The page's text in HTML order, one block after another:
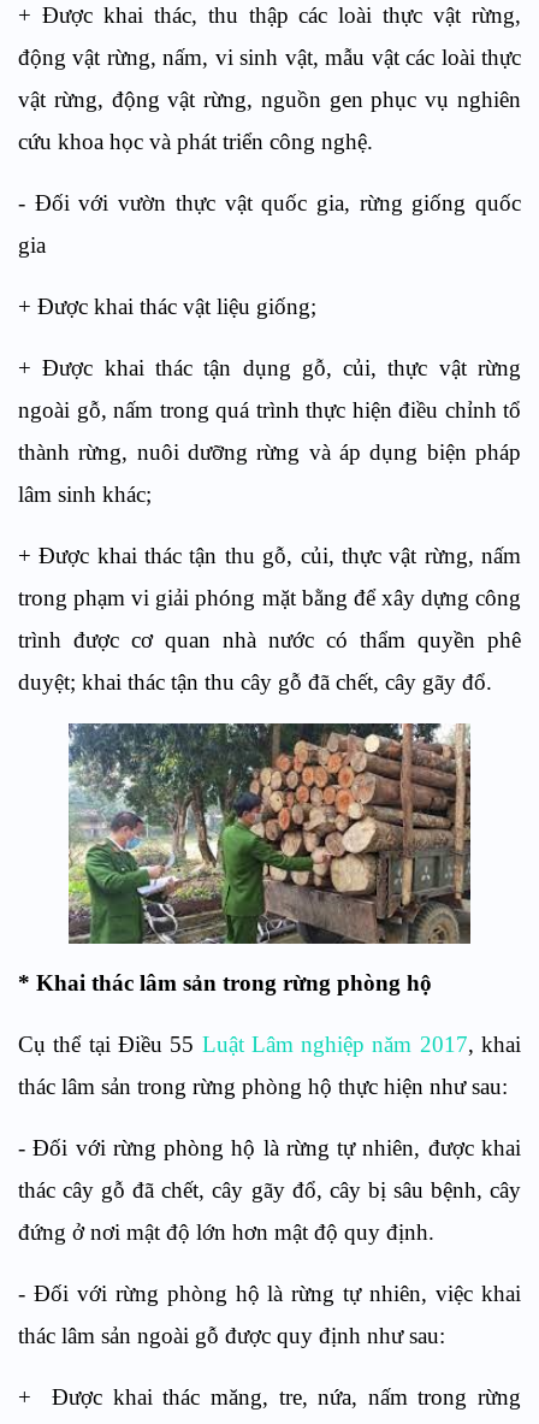
+ Được khai thác, thu thập các loài thực vật rừng,
động vật rừng, nấm, vi sinh vật, mẫu vật các loài thực
vật rừng, động vật rừng, nguồn gen phục vụ nghiên
cứu khoa học và phát triển công nghệ.
- Đối với vườn thực vật quốc gia, rừng giống quốc
gia
+ Được khai thác vật liệu giống;
+ Được khai thác tận dụng gỗ, củi, thực vật rừng
ngoài gỗ, nấm trong quá trình thực hiện điều chỉnh tổ
thành rừng, nuôi dưỡng rừng và áp dụng biện pháp
lâm sinh khác;
+ Được khai thác tận thu gỗ, củi, thực vật rừng, nấm
trong phạm vi giải phóng mặt bằng để xây dựng công
trình được cơ quan nhà nước có thẩm quyền phê
duyệt; khai thác tận thu cây gỗ đã chết, cây gãy đổ.
* Khai thác lâm sản trong rừng phòng hộ
Cụ thể tại Điều 55 Luật Lâm nghiệp năm 2017, khai
thác lâm sản trong rừng phòng hộ thực hiện như sau:
- Đối với rừng phòng hộ là rừng tự nhiên, được khai
thác cây gỗ đã chết, cây gãy đổ, cây bị sâu bệnh, cây
đứng ở nơi mật độ lớn hơn mật độ quy định.
- Đối với rừng phòng hộ là rừng tự nhiên, việc khai
thác lâm sản ngoài gỗ được quy định như sau:
+ Được khai thác măng, tre, nứa, nấm trong rừng